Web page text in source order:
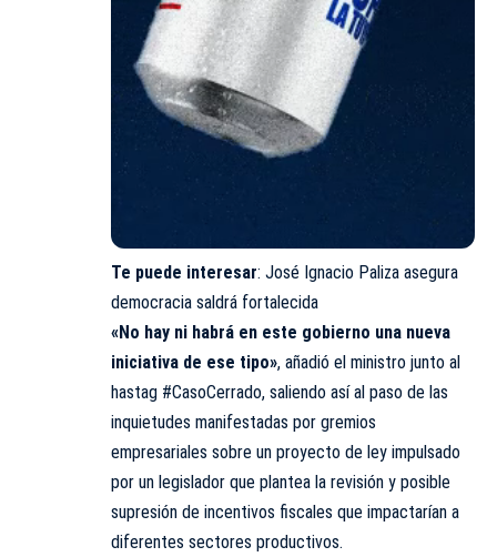
Te puede interesar: José Ignacio Paliza asegura
democracia saldrá fortalecida
«No hay ni habrá en este gobierno una nueva
iniciativa de ese tipo», añadió el ministro junto al
hastag #CasoCerrado, saliendo así al paso de las
inquietudes manifestadas por gremios
empresariales sobre un proyecto de ley impulsado
por un legislador que plantea la revisión y posible
supresión de incentivos fiscales que impactarían a
diferentes sectores productivos.